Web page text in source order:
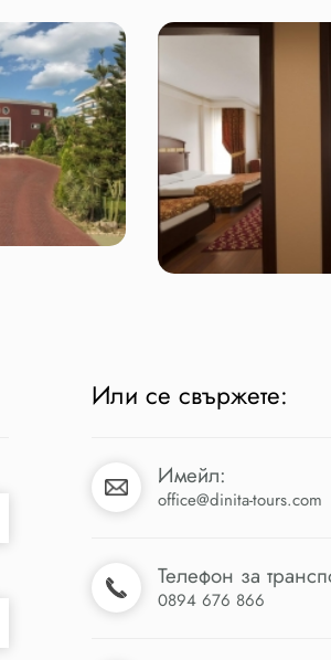
Или се свържете:
Имейл:
office@dinita-tours.com
Телефон за
0894 676 866